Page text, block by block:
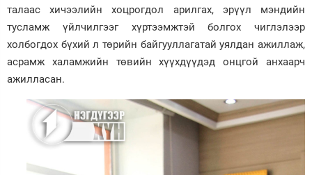
талаас хичээлийн хоцрогдол арилгах, эрүүл мэндийн
тусламж үйлчилгээг хүртээмжтэй болгох чиглэлээр
холбогдох бүхий л төрийн байгууллагатай уялдан ажиллаж,
асрамж халамжийн төвийн хүүхдүүдэд онцгой анхаарч
ажилласан.